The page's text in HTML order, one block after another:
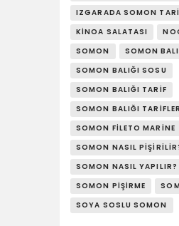
IZGARADA SOMON
KINOA SALATASI
SOMON
SOMON
SOMON BALIĞI SOSU
SOMON BALIĞI TARIF
SOMON BALIĞI
SOMON FILETO MARINE
SOMON NASIL
SOMON NASIL YAPILIR?
SOMON PIŞIRME
SOYA SOSLU SOMON